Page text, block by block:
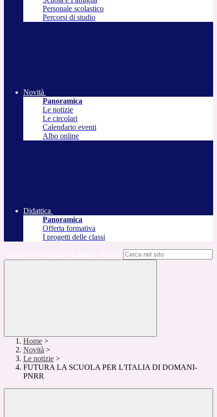
Personale scolastico
Percorsi di studio
Novità
Panoramica
Le notizie
Le circolari
Calendario eventi
Albo online
Didattica
Panoramica
Offerta formativa
I progetti delle classi
Home >
Novità >
Le notizie >
FUTURA LA SCUOLA PER L'ITALIA DI DOMANI-
PNRR